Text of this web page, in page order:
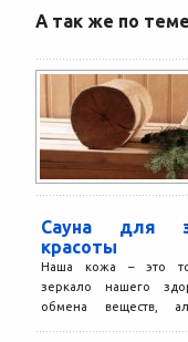
А так же по
Сауна для
красоты
Наша кожа – это
зеркало нашего
обмена веществ,